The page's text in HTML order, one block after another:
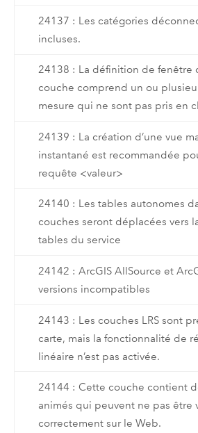
24137 : Les catégories
incluses.
24138 : La définition de fenêtre
couche comprend un ou
mesure qui ne sont pas pris en
24139 : La création d’une vue
instantané est recommandée
requête <valeur>
24140 : Les tables autonomes
couches seront déplacées vers
tables du service
24142 : ArcGIS AllSource et
versions incompatibles
24143 : Les couches LRS sont
carte, mais la fonctionnalité de
linéaire n’est pas activée.
24144 : Cette couche contient
animés qui peuvent ne pas être
correctement sur le Web.